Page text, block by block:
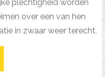
plechtigheid worden
over een van hen
in zwaar weer terecht.